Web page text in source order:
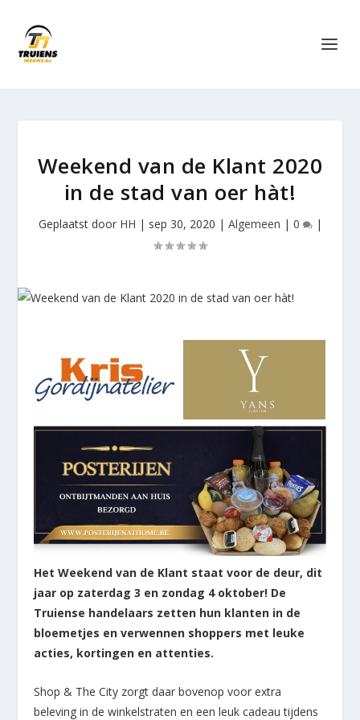
Weekend van de Klant 2020
in de stad van oer hàt!
Geplaatst door HH | sep 30, 2020 | Algemeen | 0 |
Het Weekend van de Klant staat voor de deur, dit
jaar op zaterdag 3 en zondag 4 oktober! De
Truiense handelaars zetten hun klanten in de
bloemetjes en verwennen shoppers met leuke
acties, kortingen en attenties.
Shop & The City zorgt daar bovenop voor extra
beleving in de winkelstraten en een leuk cadeau tijdens